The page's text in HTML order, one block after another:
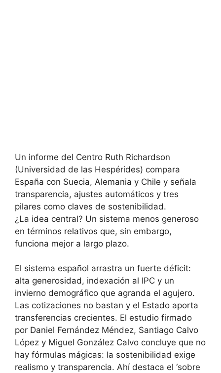
Un informe del Centro Ruth Richardson
(Universidad de las Hespérides) compara
España con Suecia, Alemania y Chile y señala
transparencia, ajustes automáticos y tres
pilares como claves de sostenibilidad.
¿La idea central? Un sistema menos generoso
en términos relativos que, sin embargo,
funciona mejor a largo plazo.
El sistema español arrastra un fuerte déficit:
alta generosidad, indexación al IPC y un
invierno demográfico que agranda el agujero.
Las cotizaciones no bastan y el Estado aporta
transferencias crecientes. El estudio firmado
por Daniel Fernández Méndez, Santiago Calvo
López y Miguel González Calvo concluye que no
hay fórmulas mágicas: la sostenibilidad exige
realismo y transparencia. Ahí destaca el ‘sobre